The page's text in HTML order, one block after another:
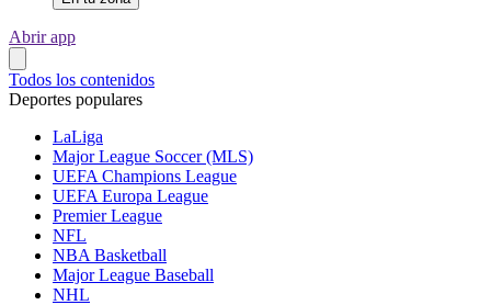
Abrir app
Todos los contenidos
Deportes populares
LaLiga
Major League Soccer (MLS)
UEFA Champions League
UEFA Europa League
Premier League
NFL
NBA Basketball
Major League Baseball
NHL